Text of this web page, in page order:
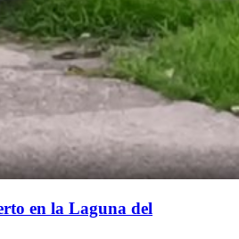
en la Laguna del